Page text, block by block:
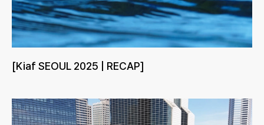
[Kiaf SEOUL 2025 | RECAP]